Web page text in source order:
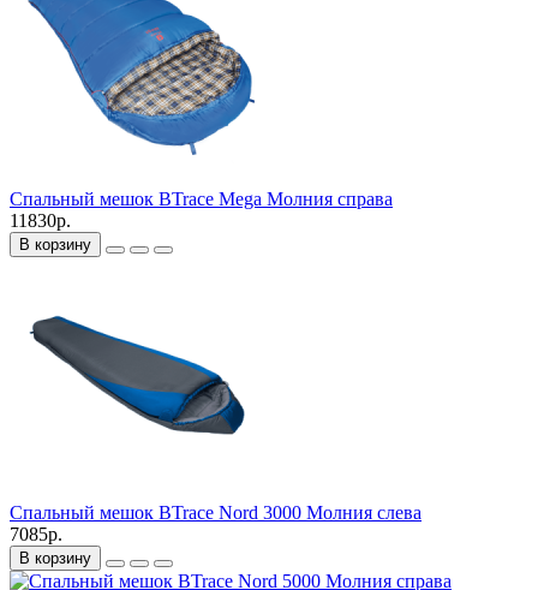
Спальный мешок BTrace Mega Молния справа
11830р.
В корзину
Спальный мешок BTrace Nord 3000 Молния слева
7085р.
В корзину